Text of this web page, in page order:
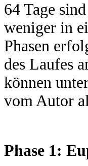
64 Tage
weniger in
Phasen
des Laufes
können
vom Autor
Phase 1: